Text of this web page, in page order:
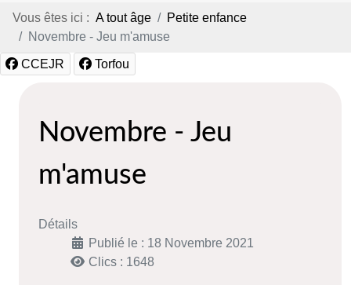
Vous êtes ici : A tout âge
Petite enfance
Novembre - Jeu m'amuse
CCEJR Torfou
Novembre - Jeu
m'amuse
Détails
Publié le : 18 Novembre 2021
Clics : 1648